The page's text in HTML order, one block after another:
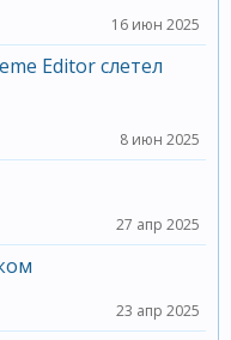
16 июн 2025
Editor слетел
8 июн 2025
27 апр 2025
23 апр 2025